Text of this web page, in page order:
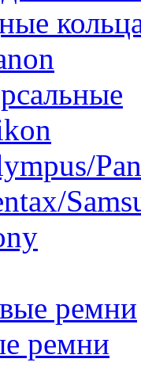
ремни
ремни